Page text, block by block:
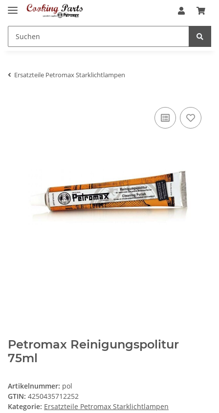
Ersatzteile Petromax Starklichtlampen
Petromax Reinigungspolitur
75ml
Artikelnummer: pol
GTIN: 4250435712252
Kategorie: Ersatzteile Petromax Starklichtlampen